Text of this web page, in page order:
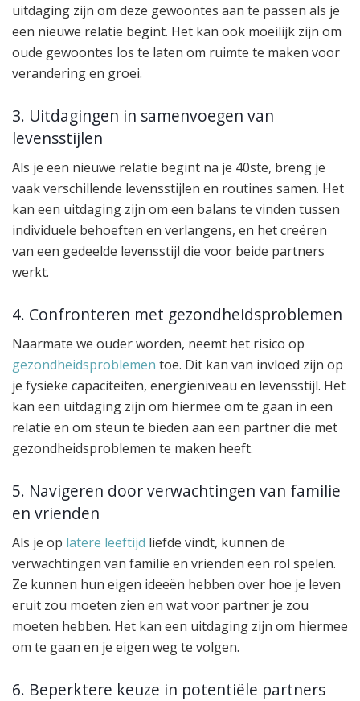
uitdaging zijn om deze gewoontes aan te passen als je
een nieuwe relatie begint. Het kan ook moeilijk zijn om
oude gewoontes los te laten om ruimte te maken voor
verandering en groei.
3. Uitdagingen in samenvoegen van
levensstijlen
Als je een nieuwe relatie begint na je 40ste, breng je
vaak verschillende levensstijlen en routines samen. Het
kan een uitdaging zijn om een balans te vinden tussen
individuele behoeften en verlangens, en het creëren
van een gedeelde levensstijl die voor beide partners
werkt.
4. Confronteren met gezondheidsproblemen
Naarmate we ouder worden, neemt het risico op
gezondheidsproblemen toe. Dit kan van invloed zijn op
je fysieke capaciteiten, energieniveau en levensstijl. Het
kan een uitdaging zijn om hiermee om te gaan in een
relatie en om steun te bieden aan een partner die met
gezondheidsproblemen te maken heeft.
5. Navigeren door verwachtingen van familie
en vrienden
Als je op latere leeftijd liefde vindt, kunnen de
verwachtingen van familie en vrienden een rol spelen.
Ze kunnen hun eigen ideeën hebben over hoe je leven
eruit zou moeten zien en wat voor partner je zou
moeten hebben. Het kan een uitdaging zijn om hiermee
om te gaan en je eigen weg te volgen.
6. Beperktere keuze in potentiële partners